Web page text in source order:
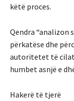
këtë proces.
Qendra
përkatëse dhe
autoritetet të cilat
humbet asnjë e
Hakerë të tjerë